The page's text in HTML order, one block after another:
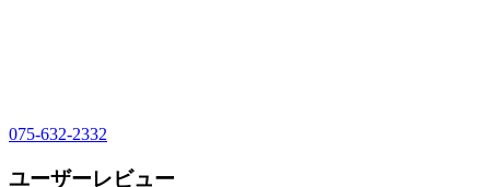
075-632-2332
ユーザーレビュー